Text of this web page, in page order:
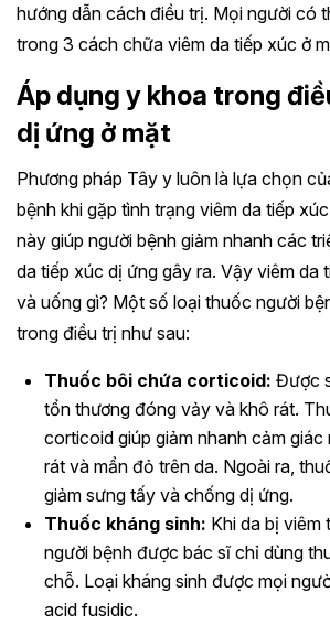
hướng dẫn cách điều trị. Mọi người có
trong 3 cách chữa viêm da tiếp xúc ở
Áp dụng y khoa trong
dị ứng ở mặt
Phương pháp Tây y luôn là lựa chọn
bệnh khi gặp tình trạng viêm da tiếp
này giúp người bệnh giảm nhanh các
da tiếp xúc dị ứng gây ra. Vậy viêm da
và uống gì? Một số loại thuốc người
trong điều trị như sau:
Thuốc bôi chứa corticoid: Được
tổn thương đóng vảy và khô rát.
corticoid giúp giảm nhanh cảm
rát và mẩn đỏ trên da. Ngoài ra,
giảm sưng tấy và chống dị ứng.
Thuốc kháng sinh: Khi da bị viêm
người bệnh được bác sĩ chỉ dùng
chỗ. Loại kháng sinh được mọi
acid fusidic.